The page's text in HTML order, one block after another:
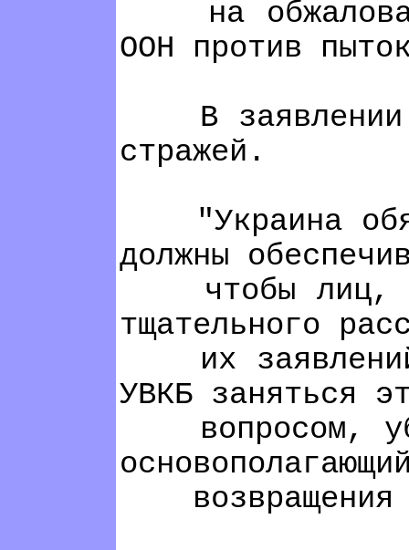
на
ООН против
В заявлении
стражей.
"Украина
должны
чтобы лиц,
тщательного
их заявлений,
УВКБ заняться
вопросом,
возвращения